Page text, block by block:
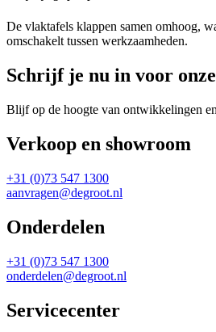
De vlaktafels klappen samen omhoog,
omschakelt tussen werkzaamheden.
Schrijf je nu in voor
Blijf op de hoogte van ontwikkelingen
Verkoop en showroom
+31 (0)73 547 1300
aanvragen@degroot.nl
Onderdelen
+31 (0)73 547 1300
onderdelen@degroot.nl
Servicecenter